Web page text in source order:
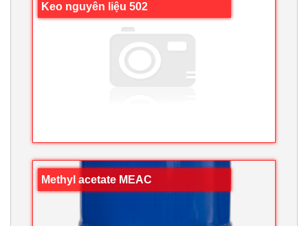
Keo nguyên liệu 502
Methyl acetate MEAC